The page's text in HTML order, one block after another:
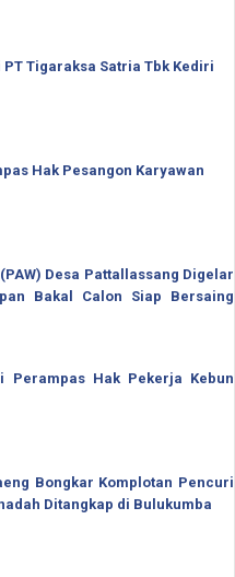
Tigaraksa Satria Tbk Kediri
Hak Pesangon Karyawan
Desa Pattallassang Digelar
Bakal Calon Siap Bersaing
Perampas Hak Pekerja Kebun
Bongkar Komplotan Pencuri
Ditangkap di Bulukumba